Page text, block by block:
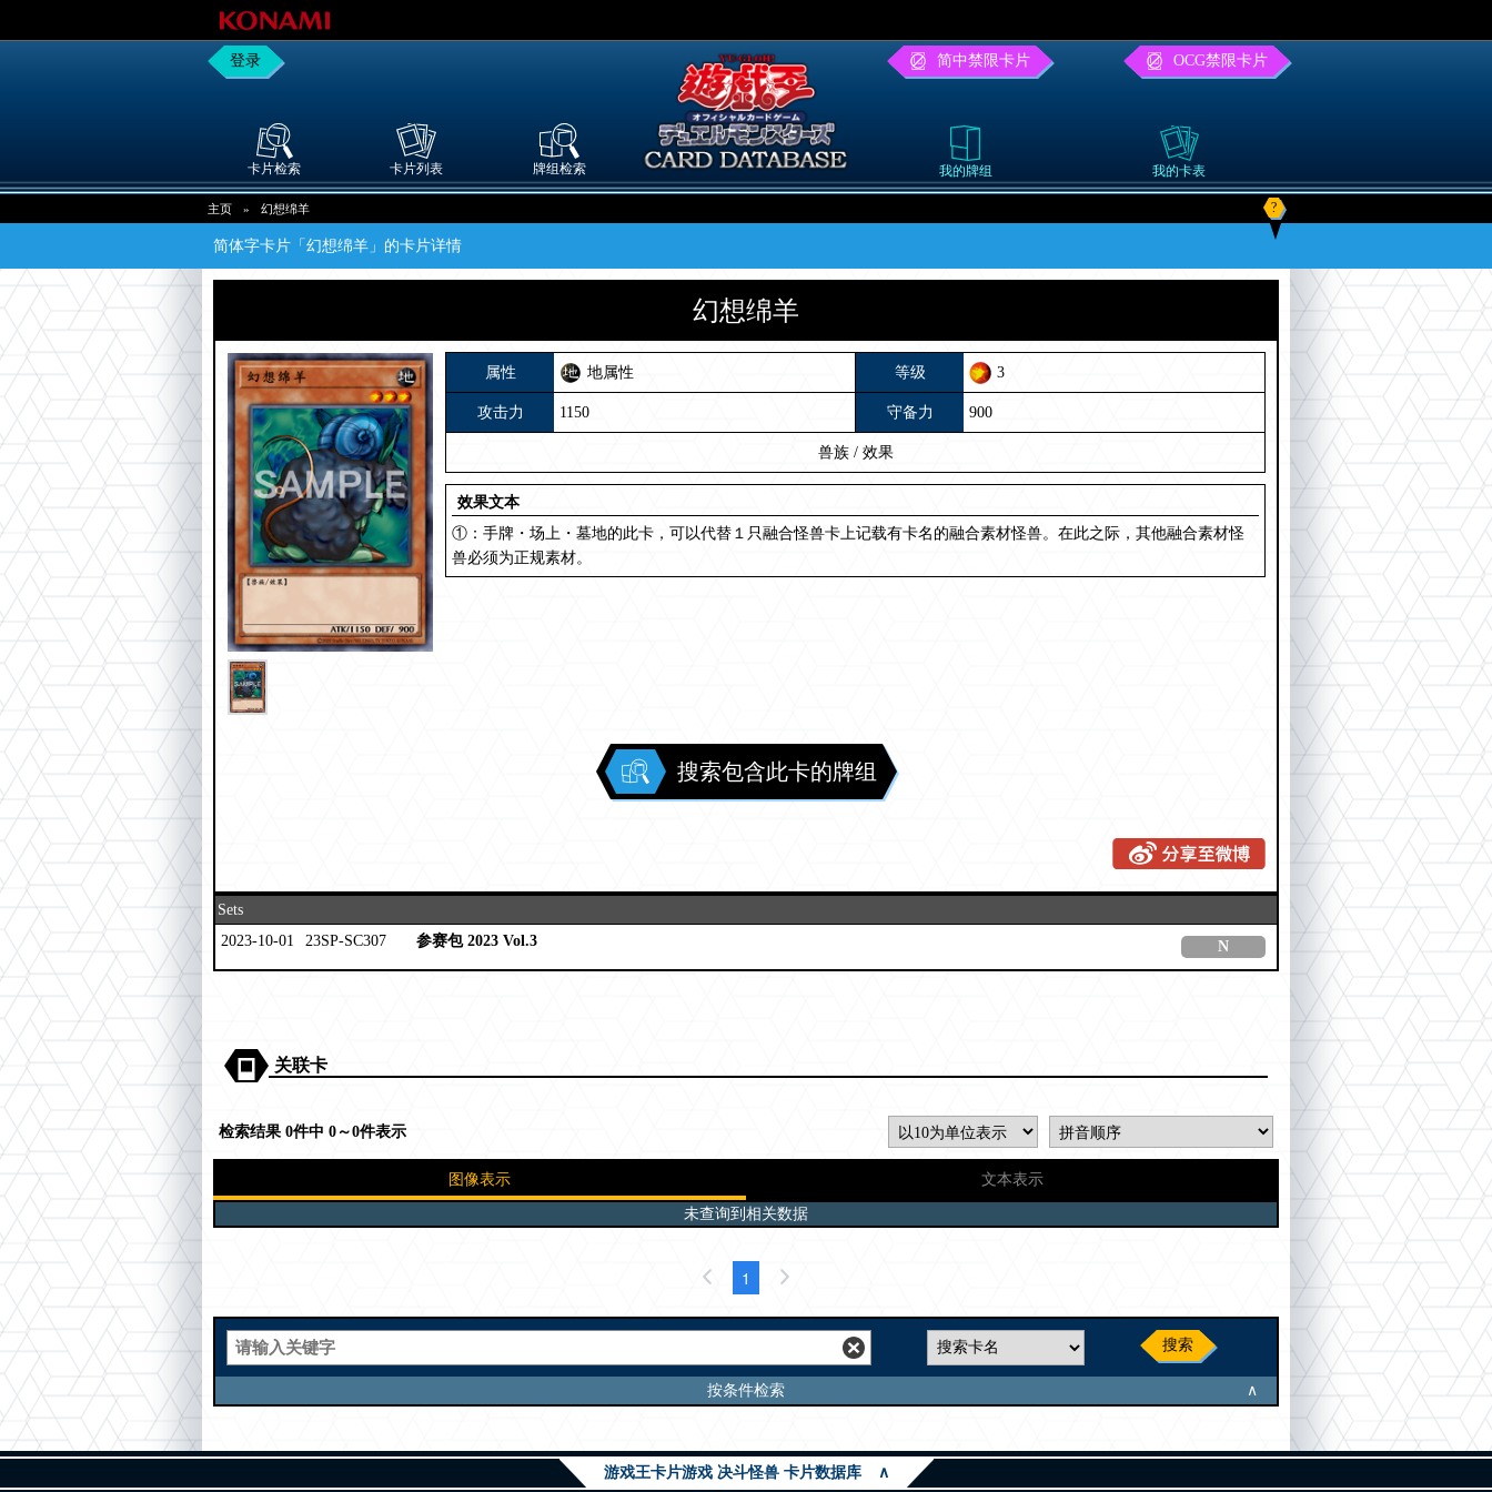
登录 简中禁限卡片 OCG禁限卡片
卡片检索 卡片列表 牌组检索 我的牌组 我的卡表
主页 » 幻想绵羊 ?
简体字卡片「幻想绵羊」的卡片详情
幻想绵羊
属性 地属性 等级 3
攻击力 1150 守备力 900
兽族 / 效果
效果文本
①：手牌・场上・墓地的此卡，可以代替１只融合怪兽卡上记载有卡名的融合素材怪兽。在此之际，其他融合素材怪
兽必须为正规素材。
搜索包含此卡的牌组
Sets
2023-10-01
23SP-SC307 参赛包 2023 Vol.3 N
关联卡
检索结果 0件中 0～0件表示
图像表示 文本表示
未查询到相关数据
1
搜索
按条件检索 ∧
游戏王卡片游戏 决斗怪兽 卡片数据库 ∧